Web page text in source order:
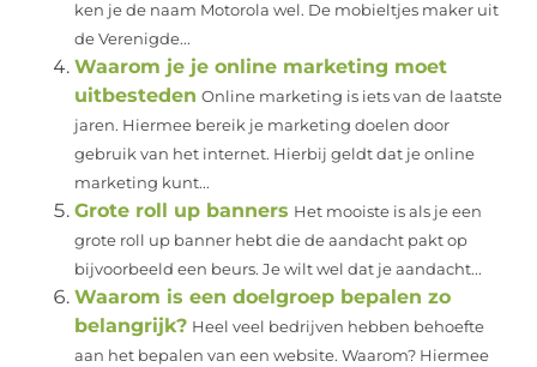
ken je de naam Motorola wel. De mobieltjes maker uit
de Verenigde...
Waarom je je online marketing moet
uitbesteden Online marketing is iets van de laatste
jaren. Hiermee bereik je marketing doelen door
gebruik van het internet. Hierbij geldt dat je online
marketing kunt...
Grote roll up banners Het mooiste is als je een
grote roll up banner hebt die de aandacht pakt op
bijvoorbeeld een beurs. Je wilt wel dat je aandacht...
Waarom is een doelgroep bepalen zo
belangrijk? Heel veel bedrijven hebben behoefte
aan het bepalen van een website. Waarom? Hiermee